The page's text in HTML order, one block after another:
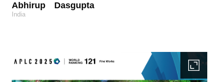
Abhirup Dasgupta
India